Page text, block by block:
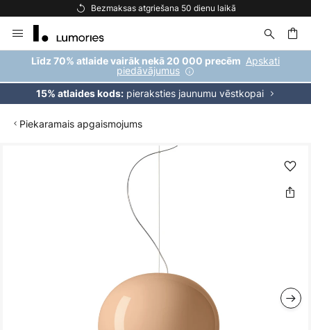
Bezmaksas atgriešana 50 dienu laikā
to
Content
Līdz 70% atlaide vairāk nekā 20 000 precēm Apskati
piedāvājumus
15% atlaides kods:pieraksties jaunumu vēstkopai
Piekaramais apgaismojums